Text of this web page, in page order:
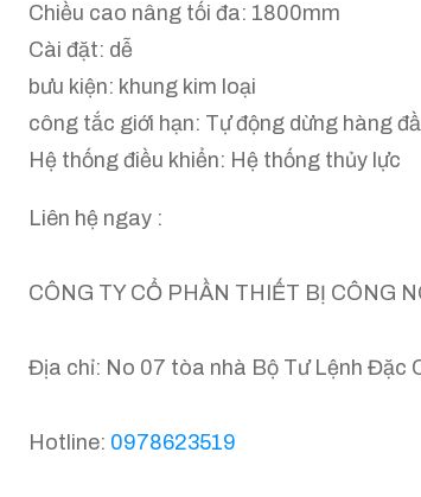
Chiều cao nâng tối đa: 1800mm
Cài đặt: dễ
bưu kiện: khung kim loại
công tắc giới hạn: Tự động dừng hàng
Hệ thống điều khiển: Hệ thống thủy lực
Liên hệ ngay :
CÔNG TY CỔ PHẦN THIẾT BỊ CÔNG
Địa chỉ: No 07 tòa nhà Bộ Tư Lệnh Đặc
Hotline: 0978623519